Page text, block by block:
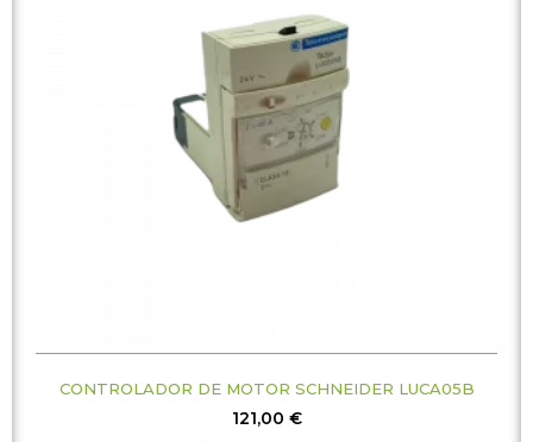
CONTROLADOR DE MOTOR SCHNEIDER LUCA05B
121,00 €